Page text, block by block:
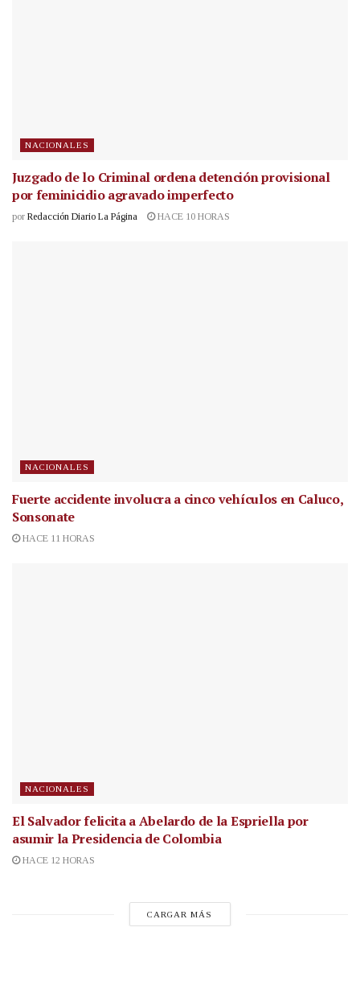
NACIONALES
Juzgado de lo Criminal ordena detención provisional
por feminicidio agravado imperfecto
por Redacción Diario La Página HACE 10 HORAS
NACIONALES
Fuerte accidente involucra a cinco vehículos en Caluco,
Sonsonate
HACE 11 HORAS
NACIONALES
El Salvador felicita a Abelardo de la Espriella por
asumir la Presidencia de Colombia
HACE 12 HORAS
CARGAR MÁS